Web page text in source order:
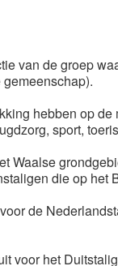
van de groep
hebben op de
sport,
Waalse
die op het
de
voor het